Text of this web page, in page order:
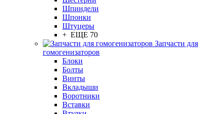
Шпиндели
Шпонки
Штуцеры
+ ЕЩЕ 70
Запчасти для
гомогенизаторов
Блоки
Болты
Винты
Вкладыши
Воротники
Вставки